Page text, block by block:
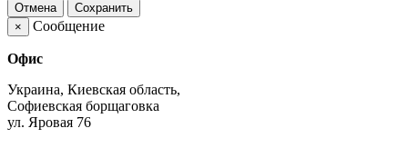
Отмена
Сохранить
×
Сообщение
Офис
Украина, Киевская область,
Софиевская борщаговка
ул. Яровая 76